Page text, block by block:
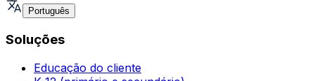
Português
Soluções
Educação do cliente